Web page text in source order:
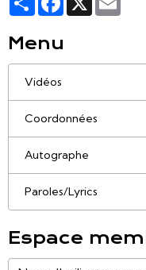
Menu
Vidéos
Coordonnées
Autographe
Paroles/Lyrics
Espace